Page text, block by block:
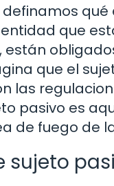
qué
que
que el
las
pasivo es
de fuego de
sujeto